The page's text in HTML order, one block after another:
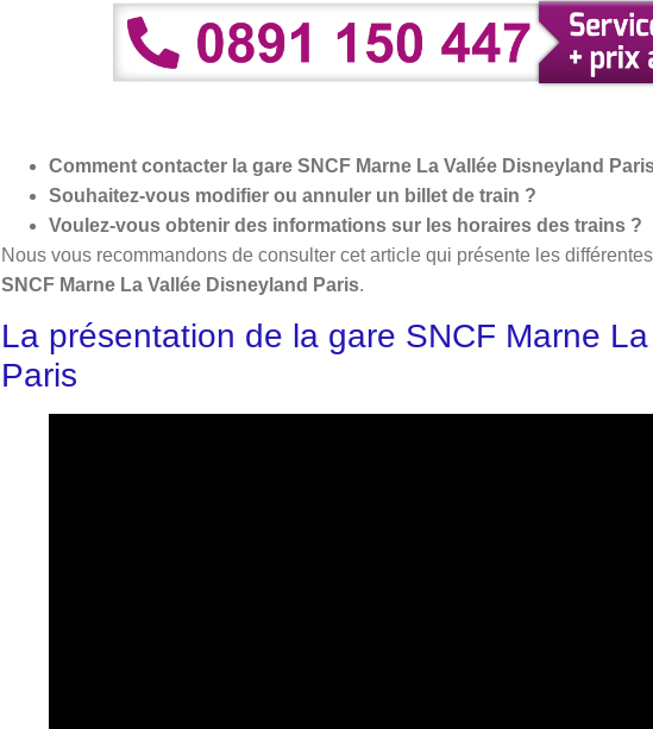
Comment contacter la gare SNCF Marne La Vallée Disneyland
Souhaitez-vous modifier ou annuler un billet de train ?
Voulez-vous obtenir des informations sur les horaires des trains ?
Nous vous recommandons de consulter cet article qui présente les
SNCF Marne La Vallée Disneyland Paris.
La présentation de la gare SNCF Marne
Paris